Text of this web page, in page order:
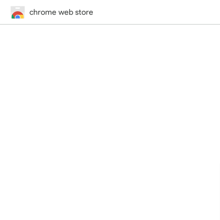
chrome web store